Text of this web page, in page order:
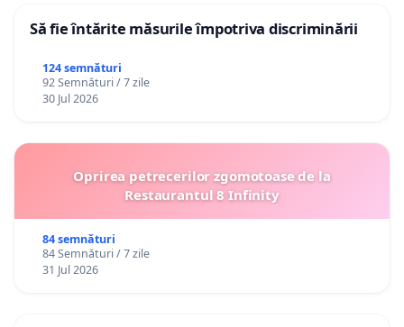
Să fie întărite măsurile împotriva discriminării
124 semnături
92 Semnături / 7 zile
30 Jul 2026
Oprirea petrecerilor zgomotoase de la
Restaurantul 8 Infinity
84 semnături
84 Semnături / 7 zile
31 Jul 2026